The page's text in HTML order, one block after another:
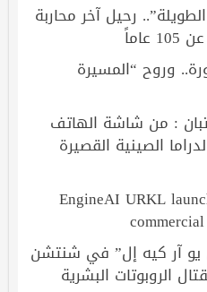
رحيل آخر محاربة
وروح “المسيرة
: من شاشة الهاتف
الصينية القصيرة
EngineAI URKL
يو آر كيه إل” في شنتشن
الروبوتات البشرية